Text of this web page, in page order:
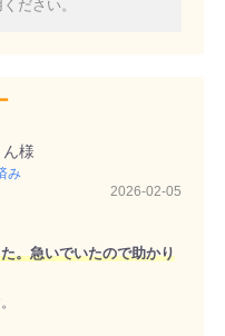
ださい。
様
み
2026-02-05
。急いでいたので助かり